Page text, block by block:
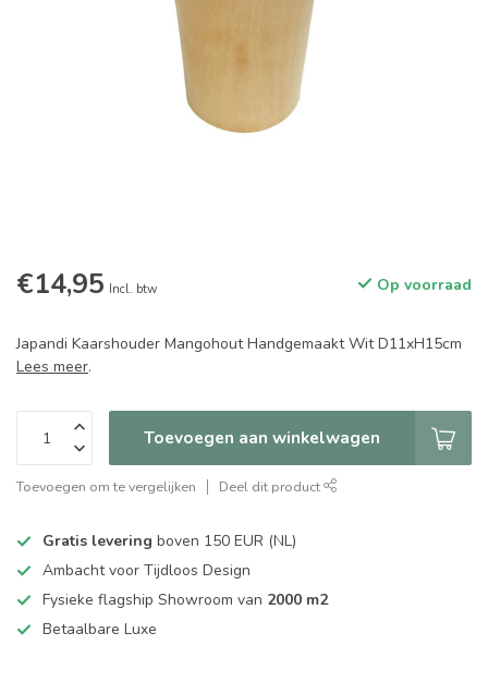
€14,95 Incl. btw Op voorraad
Japandi Kaarshouder Mangohout Handgemaakt Wit D11xH15cm
Lees meer.
Toevoegen aan winkelwagen
Toevoegen om te vergelijken Deel dit product
Gratis levering boven 150 EUR (NL)
Ambacht voor Tijdloos Design
Fysieke flagship Showroom van 2000 m2
Betaalbare Luxe